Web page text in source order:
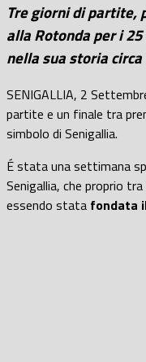
Tre giorni di partite,
alla Rotonda per i
nella sua storia
SENIGALLIA, 2
partite e un finale tra
simbolo di Senigallia.
É stata una settimana
Senigallia, che proprio
essendo stata fondata